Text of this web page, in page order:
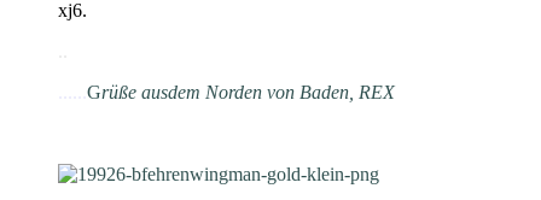
xj6.
Grüße ausdem Norden von Baden, REX